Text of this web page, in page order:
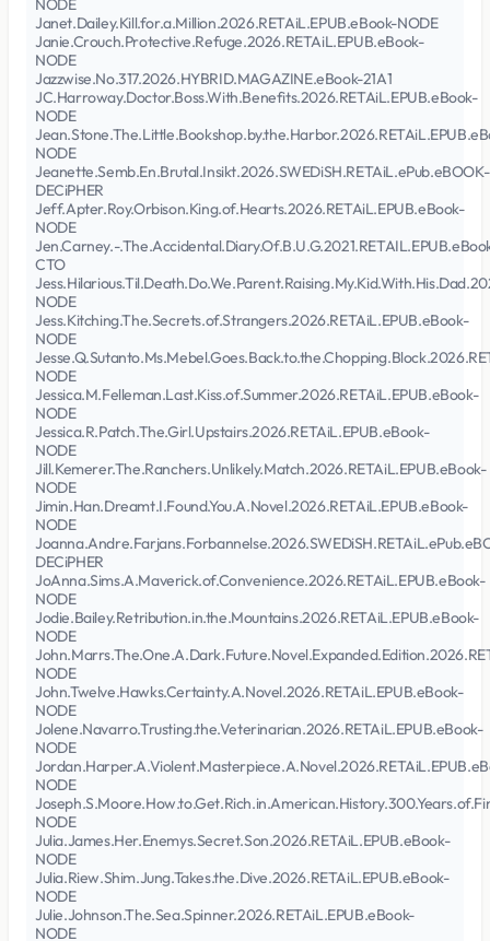
NODE
Janet.Dailey.Kill.for.a.Million.2026.RETAiL.EPUB.eBook-NODE
Janie.Crouch.Protective.Refuge.2026.RETAiL.EPUB.eBook-
NODE
Jazzwise.No.317.2026.HYBRID.MAGAZINE.eBook-21A1
JC.Harroway.Doctor.Boss.With.Benefits.2026.RETAiL.EPUB.eBook-
NODE
NODE
Jeanette.Semb.En.Brutal.Insikt.2026.SWEDiSH.RETAiL.ePub.eBOOK-
DECiPHER
Jeff.Apter.Roy.Orbison.King.of.Hearts.2026.RETAiL.EPUB.eBook-
NODE
Jen.Carney.-
CTO
NODE
Jess.Kitching.The.Secrets.of.Strangers.2026.RETAiL.EPUB.eBook-
NODE
NODE
Jessica.M.Felleman.Last.Kiss.of.Summer.2026.RETAiL.EPUB.eBook-
NODE
Jessica.R.Patch.The.Girl.Upstairs.2026.RETAiL.EPUB.eBook-
NODE
Jill.Kemerer.The.Ranchers.Unlikely.Match.2026.RETAiL.EPUB.eBook-
NODE
Jimin.Han.Dreamt.I.Found.You.A.Novel.2026.RETAiL.EPUB.eBook-
NODE
DECiPHER
JoAnna.Sims.A.Maverick.of.Convenience.2026.RETAiL.EPUB.eBook-
NODE
Jodie.Bailey.Retribution.in.the.Mountains.2026.RETAiL.EPUB.eBook-
NODE
NODE
John.Twelve.Hawks.Certainty.A.Novel.2026.RETAiL.EPUB.eBook-
NODE
Jolene.Navarro.Trusting.the.Veterinarian.2026.RETAiL.EPUB.eBook-
NODE
NODE
NODE
Julia.James.Her.Enemys.Secret.Son.2026.RETAiL.EPUB.eBook-
NODE
Julia.Riew.Shim.Jung.Takes.the.Dive.2026.RETAiL.EPUB.eBook-
NODE
Julie.Johnson.The.Sea.Spinner.2026.RETAiL.EPUB.eBook-
NODE